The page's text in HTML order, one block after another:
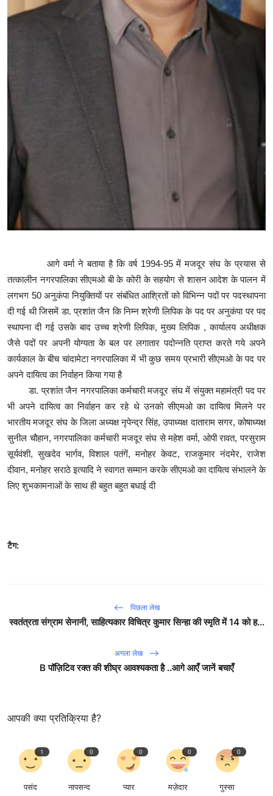
आगे वर्मा ने बताया है कि वर्ष 1994-95 में मजदूर संघ के प्रयास से
तत्कालीन नगरपालिका सीएमओ बी के कोरी के सहयोग से शासन आदेश के पालन में
लगभग 50 अनुकंपा नियुक्तियों पर संबंधित आश्रितों को विभिन्न पदों पर पदस्थापना
दी गई थी जिसमें डा. प्रशांत जैन कि निम्न श्रेणी लिपिक के पद पर अनुकंपा पर पद
स्थापना दी गई उसके बाद उच्च श्रेणी लिपिक, मुख्य लिपिक , कार्यालय अधीक्षक
जैसे पदों पर अपनी योग्यता के बल पर लगातार पदोन्नति प्राप्त करते गये अपने
कार्यकाल के बीच चांदामेटा नगरपालिका में भी कुछ समय प्रभारी सीएमओ के पद पर
अपने दायित्व का निर्वाहन किया गया है
डा. प्रशांत जैन नगरपालिका कर्मचारी मजदूर संघ में संयुक्त महामंत्री पद पर
भी अपने दायित्व का निर्वाहन कर रहे थे उनको सीएमओ का दायित्व मिलने पर
भारतीय मजदूर संघ के जिला अध्यक्ष नृपेन्द्र सिंह, उपाध्यक्ष दाताराम सगर, कोषाध्यक्ष
सुनील चौहान, नगरपालिका कर्मचारी मजदूर संघ से महेश वर्मा, ओपी रावत, परसुराम
सूर्यवंशी, सुखदेव भार्गव, विशाल पतंगें, मनोहर केवट, राजकुमार नंदमेर, राजेश
दीवान, मनोहर सराठे इत्यादि ने स्वागत सम्मान करके सीएमओ का दायित्व संभालने के
लिए शुभकामनाओं के साथ ही बहुत बहुत बधाई दी
टैग:
पिछला लेख
स्वतंत्रता संग्राम सेनानी, साहित्यकार विचित्र कुमार सिन्हा की स्मृति में 14 को ह...
अगला लेख
B पॉज़िटिव रक्त की शीघ्र आवश्यकता है ..आगे आएँ जानें बचाएँ
आपकी क्या प्रतिक्रिया है?
1
पसंद
0
नापसन्द
0
प्यार
0
मज़ेदार
0
गुस्सा